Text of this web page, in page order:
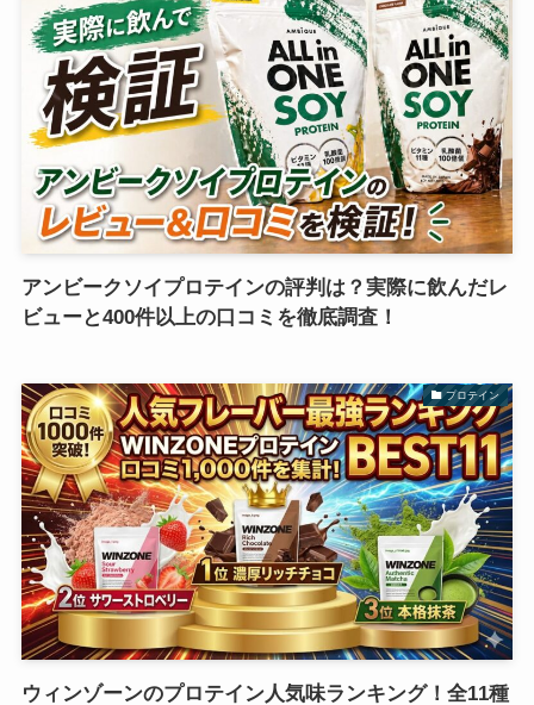
アンビークソイプロテインの評判は？実際に飲んだレ
ビューと400件以上の口コミを徹底調査！
プロテイン
ウィンゾーンのプロテイン人気味ランキング！全11種